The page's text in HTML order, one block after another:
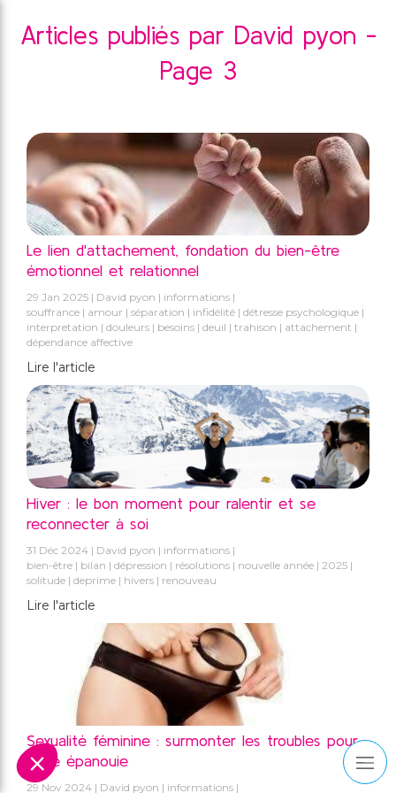
Articles publiés par David pyon -
Page 3
Le lien d'attachement, fondation du bien-être
émotionnel et relationnel
29 Jan 2025 David pyon
informations
souffrance
amour séparation infidélité détresse psychologique
interpretation
douleurs besoins deuil trahison
attachement
dépendance affective
Lire l'article
Hiver : le bon moment pour ralentir et se
reconnecter à soi
31 Déc 2024 David pyon
informations
bien-être
bilan dépression résolutions nouvelle année
2025
solitude deprime hivers renouveau
Lire l'article
Sexualité féminine : surmonter les troubles pour
vivre épanouie
29 Nov 2024 David pyon informations